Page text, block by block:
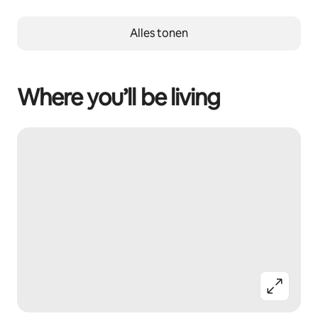
Alles tonen
Where you’ll be living